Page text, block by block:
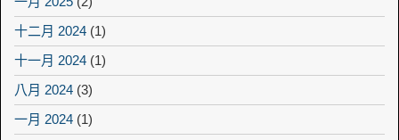
十二月 2024 (1)
十一月 2024 (1)
八月 2024 (3)
一月 2024 (1)